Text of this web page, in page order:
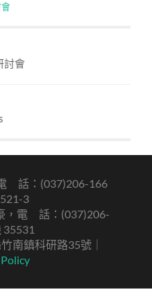
討會
話：(037)206-166
3
，電 話：(037)206-
35531
南鎮科研路35號｜